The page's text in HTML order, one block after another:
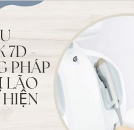
nghiệm khách hàng và
chữa thiết bị spa –
tư máy móc, công tác bảo
trong việc duy trì hiệu
trong quá trình sử dụng gồm: